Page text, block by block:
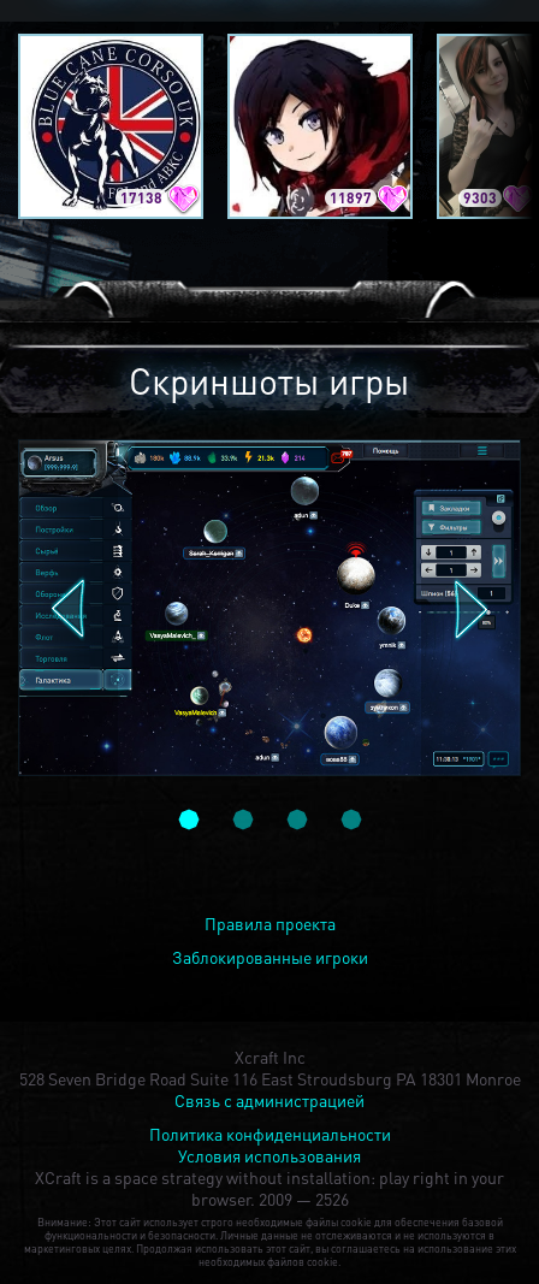
17138 11897 9303
Скриншоты игры
Правила проекта
Заблокированные игроки
Xcraft Inc
528 Seven Bridge Road Suite 116 East Stroudsburg PA 18301 Monroe
Связь с администрацией
Политика конфиденциальности
Условия использования
XCraft is a space strategy without installation: play right in your
browser. 2009 — 2526
Внимание: Этот сайт использует строго необходимые файлы cookie для обеспечения базовой
функциональности и безопасности. Личные данные не отслеживаются и не используются в
маркетинговых целях. Продолжая использовать этот сайт, вы соглашаетесь на использование этих
необходимых файлов cookie.